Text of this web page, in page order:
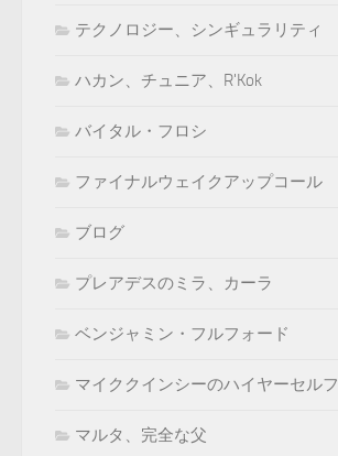
テクノロジー、シンギュラリティ
ハカン、チュニア、R'Kok
バイタル・フロシ
ファイナルウェイクアップコール
ブログ
プレアデスのミラ、カーラ
ベンジャミン・フルフォード
マイククインシーのハイヤーセルフ
マルタ、完全な父